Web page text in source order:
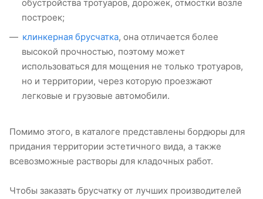
обустройства тротуаров, дорожек, отмостки возле
построек;
клинкерная брусчатка, она отличается более
высокой прочностью, поэтому может
использоваться для мощения не только тротуаров,
но и территории, через которую проезжают
легковые и грузовые автомобили.
Помимо этого, в каталоге представлены бордюры для
придания территории эстетичного вида, а также
всевозможные растворы для кладочных работ.
Чтобы заказать брусчатку от лучших производителей